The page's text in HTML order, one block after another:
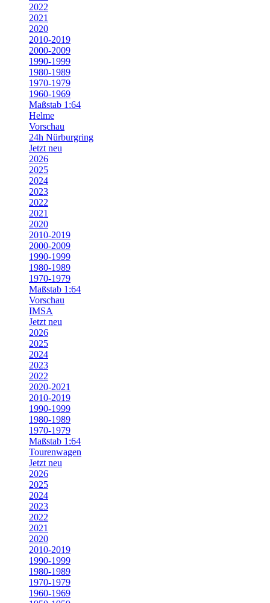
2022
2021
2020
2010-2019
2000-2009
1990-1999
1980-1989
1970-1979
1960-1969
Maßstab 1:64
Helme
Vorschau
24h Nürburgring
Jetzt neu
2026
2025
2024
2023
2022
2021
2020
2010-2019
2000-2009
1990-1999
1980-1989
1970-1979
Maßstab 1:64
Vorschau
IMSA
Jetzt neu
2026
2025
2024
2023
2022
2020-2021
2010-2019
1990-1999
1980-1989
1970-1979
Maßstab 1:64
Tourenwagen
Jetzt neu
2026
2025
2024
2023
2022
2021
2020
2010-2019
1990-1999
1980-1989
1970-1979
1960-1969